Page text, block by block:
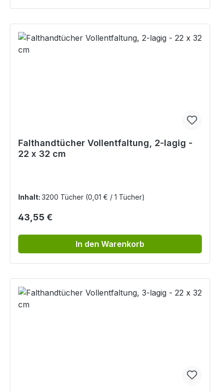
Falthandtücher Vollentfaltung, 2-lagig -
22 x 32 cm
Inhalt: 3200 Tücher (0,01 € / 1 Tücher)
Regulärer Preis:
43,55 €
In den Warenkorb